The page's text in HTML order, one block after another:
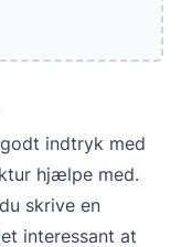
indtryk med
hjælpe med.
skrive en
interessant at